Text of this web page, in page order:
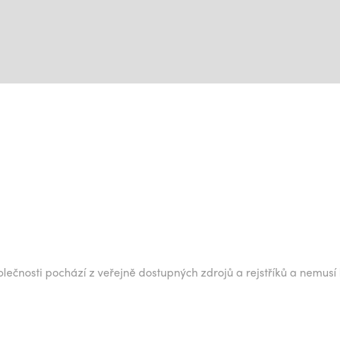
pochází z veřejně dostupných zdrojů a rejstříků a nemusí